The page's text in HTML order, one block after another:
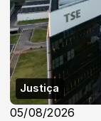
Justiça
05/08/2026